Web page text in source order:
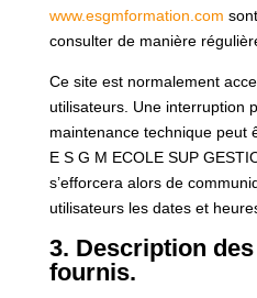
www.esgmformation.com
consulter de manière
Ce site est normalement
utilisateurs. Une interruption
maintenance technique peut
E S G M ECOLE SUP
s’efforcera alors de
utilisateurs les dates et
3. Description
fournis.